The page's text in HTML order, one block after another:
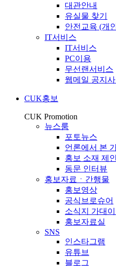
대관안내
유실물 찾기
안전교육 (개
IT서비스
IT서비스
PC이용
무선랜서비스
웹메일 공지
CUK홍보
CUK Promotion
뉴스룸
포토뉴스
언론에서 본
홍보 소재 제
동문 인터뷰
홍보자료ㆍ간행물
홍보영상
공식브로슈어
소식지 가대이
홍보자료실
SNS
인스타그램
유튜브
블로그